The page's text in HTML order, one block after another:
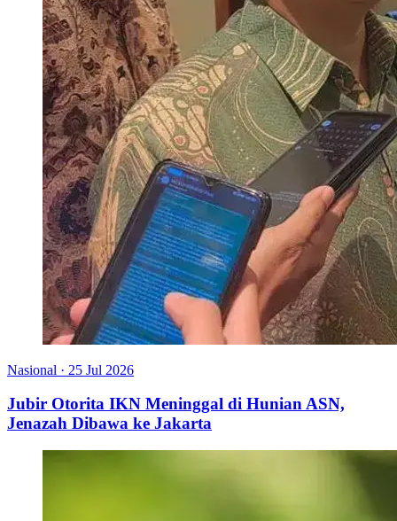
Nasional · 25 Jul 2026
Jubir Otorita IKN Meninggal di Hunian ASN,
Jenazah Dibawa ke Jakarta